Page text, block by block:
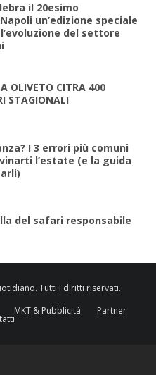
il 20esimo
un’edizione speciale
del settore
OLIVETO CITRA 400
STAGIONALI
I 3 errori più comuni
l’estate (e la guida
del safari responsabile
Tutti i diritti riservati.
MKT & Pubblicità Partner